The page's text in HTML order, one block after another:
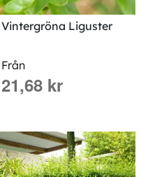
Vintergröna Liguster
Från
21,68 kr